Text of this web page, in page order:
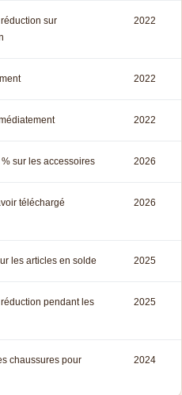
sur
2022
2022
2022
sur les accessoires 2026
téléchargé
2026
les articles en solde 2025
pendant les
2025
chaussures pour
2024